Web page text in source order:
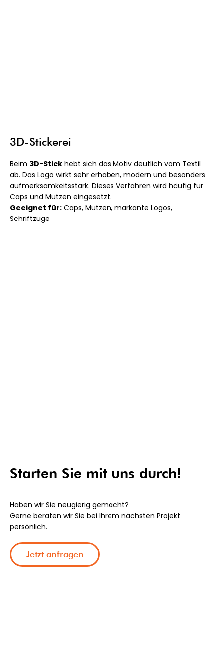
Beim 3D-Stick hebt sich das Motiv deutlich vom Textil
ab. Das Logo wirkt sehr erhaben, modern und besonders
aufmerksamkeitsstark. Dieses Verfahren wird häufig für
Caps und Mützen eingesetzt.
Geeignet für: Caps, Mützen, markante Logos,
Schriftzüge
3D-Stickerei
Starten Sie mit uns durch!
Haben wir Sie neugierig gemacht?
Gerne beraten wir Sie bei Ihrem nächsten Projekt
persönlich.
Jetzt anfragen